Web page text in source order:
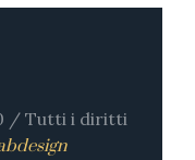
/ Tutti i diritti